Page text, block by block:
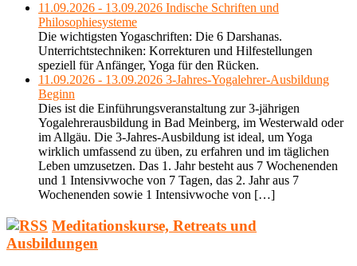
11.09.2026 - 13.09.2026 Indische Schriften und
Philosophiesysteme
Die wichtigsten Yogaschriften: Die 6 Darshanas.
Unterrichtstechniken: Korrekturen und Hilfestellungen
speziell für Anfänger, Yoga für den Rücken.
11.09.2026 - 13.09.2026 3-Jahres-Yogalehrer-Ausbildung
Beginn
Dies ist die Einführungsveranstaltung zur 3-jährigen
Yogalehrerausbildung in Bad Meinberg, im Westerwald oder
im Allgäu. Die 3-Jahres-Ausbildung ist ideal, um Yoga
wirklich umfassend zu üben, zu erfahren und im täglichen
Leben umzusetzen. Das 1. Jahr besteht aus 7 Wochenenden
und 1 Intensivwoche von 7 Tagen, das 2. Jahr aus 7
Wochenenden sowie 1 Intensivwoche von […]
Meditationskurse, Retreats und
Ausbildungen